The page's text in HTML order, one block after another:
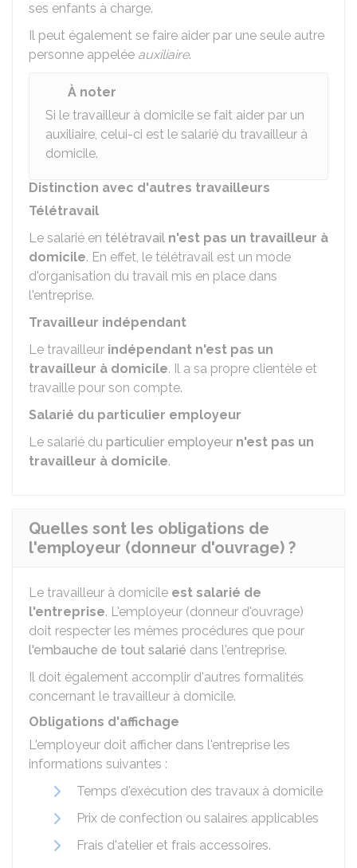
ses enfants à charge.
Il peut également se faire aider par une seule autre
personne appelée auxiliaire.
À noter
Si le travailleur à domicile se fait aider par un
auxiliaire, celui-ci est le salarié du travailleur à
domicile.
Distinction avec d'autres travailleurs
Télétravail
Le salarié en télétravail n'est pas un travailleur à
domicile. En effet, le télétravail est un mode
d'organisation du travail mis en place dans
l'entreprise.
Travailleur indépendant
Le travailleur indépendant n'est pas un
travailleur à domicile. Il a sa propre clientèle et
travaille pour son compte.
Salarié du particulier employeur
Le salarié du particulier employeur n'est pas un
travailleur à domicile.
Quelles sont les obligations de
l'employeur (donneur d'ouvrage) ?
Le travailleur à domicile est salarié de
l'entreprise. L'employeur (donneur d'ouvrage)
doit respecter les mêmes procédures que pour
l'embauche de tout salarié dans l'entreprise.
Il doit également accomplir d'autres formalités
concernant le travailleur à domicile.
Obligations d'affichage
L'employeur doit afficher dans l'entreprise les
informations suivantes :
Temps d'exécution des travaux à domicile
Prix de confection ou salaires applicables
Frais d'atelier et frais accessoires.